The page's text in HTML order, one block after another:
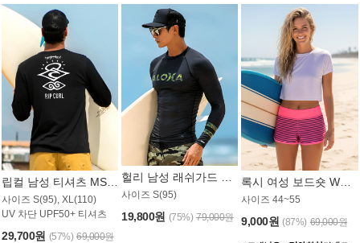
사이즈 S(95), XL(110)
UV 차단 UPF50+ 티셔츠
29,700원 (57%) 69,000원
사이즈 S(95)
19,800원 (75%) 79,000원
사이즈 44~55
9,000원 (87%) 69,000원